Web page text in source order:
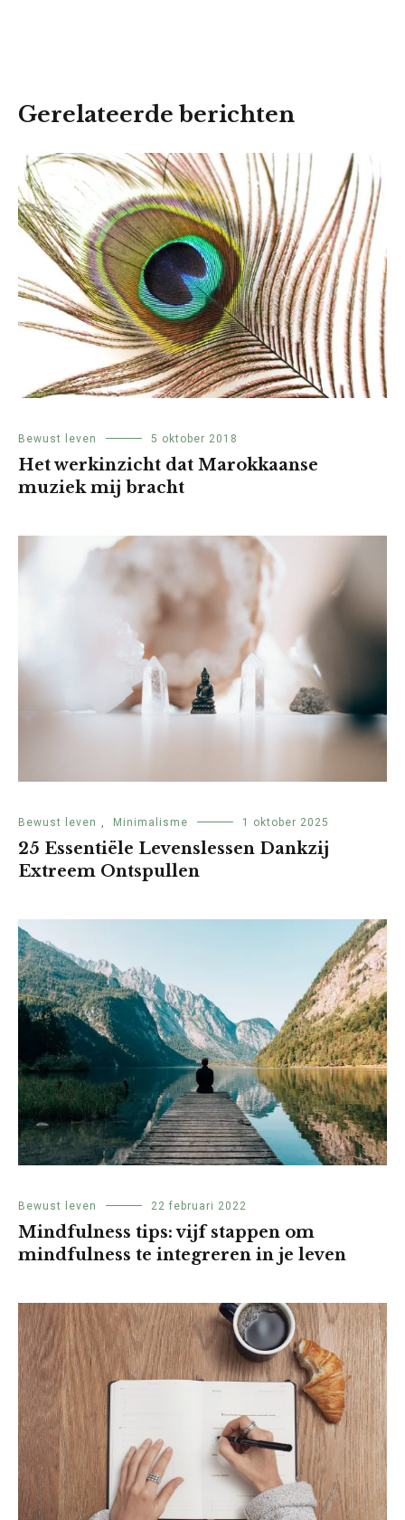
Gerelateerde berichten
Bewust leven 5 oktober 2018
Het werkinzicht dat Marokkaanse
muziek mij bracht
Bewust leven , Minimalisme 1 oktober 2025
25 Essentiële Levenslessen Dankzij
Extreem Ontspullen
Bewust leven 22 februari 2022
Mindfulness tips: vijf stappen om
mindfulness te integreren in je leven